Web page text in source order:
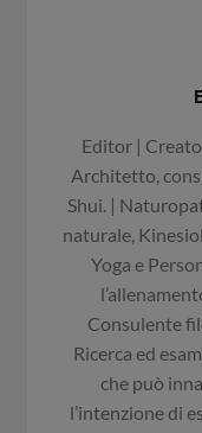
Editor |
Architetto,
Shui. |
naturale,
Yoga e
Consulente
Ricerca ed
che può
l’intenzione di